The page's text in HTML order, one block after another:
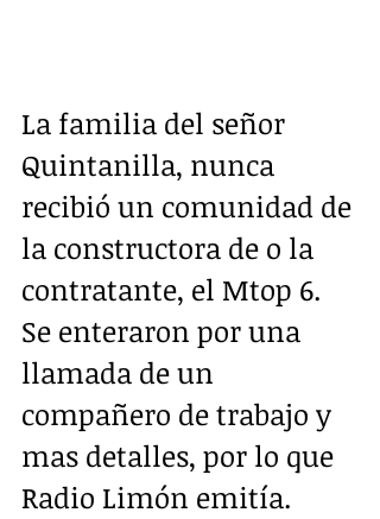
La familia del señor
Quintanilla, nunca
recibió un comunidad de
la constructora de o la
contratante, el Mtop 6.
Se enteraron por una
llamada de un
compañero de trabajo y
mas detalles, por lo que
Radio Limón emitía.